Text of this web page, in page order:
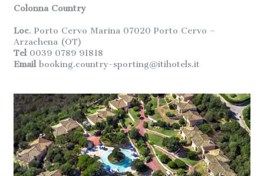
Colonna Country
Loc. Porto Cervo Marina 07020 Porto Cervo –
Arzachena (OT)
Tel0039 0789 91818
Email booking.country-sporting@itihotels.it